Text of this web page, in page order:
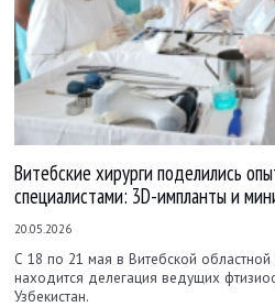
Витебские хирурги поделились
специалистами: 3D-импланты и
20.05.2026
С 18 по 21 мая в Витебской областной
находится делегация ведущих
Узбекистан.